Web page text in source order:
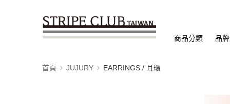
商品分類 品
首頁 JUJURY EARRINGS / 耳環